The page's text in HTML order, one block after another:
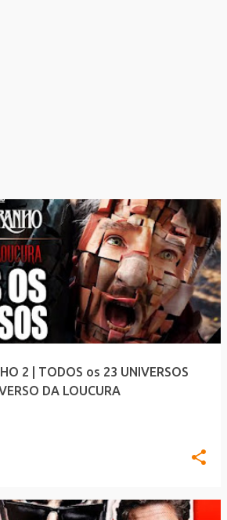
2 | TODOS os 23 UNIVERSOS
DA LOUCURA